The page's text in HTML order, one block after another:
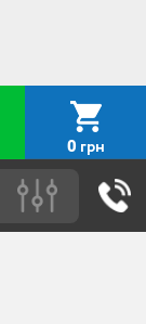
0 грн